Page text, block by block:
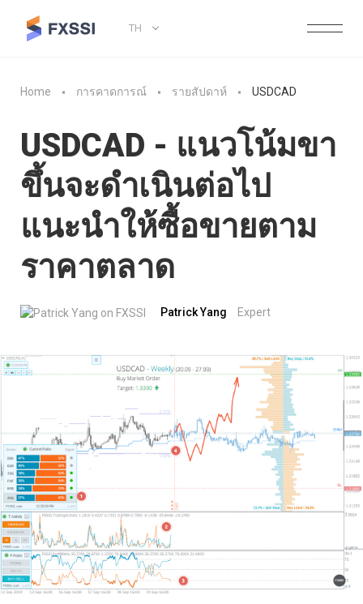
TH
Home การคาดการณ์ รายสัปดาห์ USDCAD
USDCAD - แนวโน้มขา
ขึ้นจะดำเนินต่อไป
แนะนำให้ซื้อขายตาม
ราคาตลาด
Patrick Yang Expert